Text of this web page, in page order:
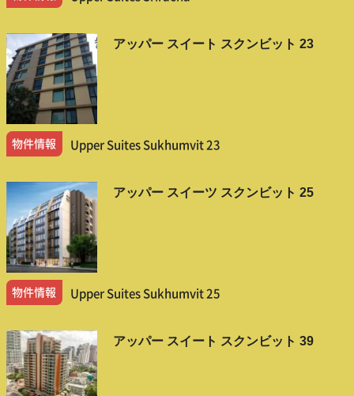
アッパー スイート スクンビット 23
物件情報 Upper Suites Sukhumvit 23
アッパー スイーツ スクンビット 25
物件情報 Upper Suites Sukhumvit 25
アッパー スイート スクンビット 39